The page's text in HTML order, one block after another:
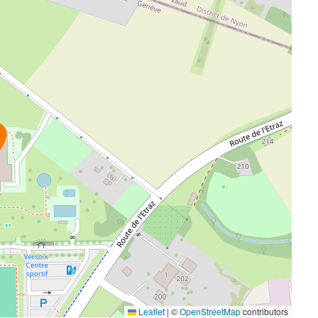
Leaflet | ©OpenStreetMapcontributors